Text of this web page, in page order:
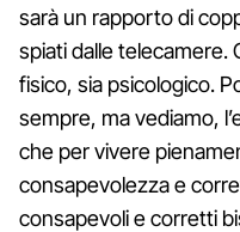
sarà un rapporto di
spiati dalle telecamere.
fisico, sia psicologico.
sempre, ma vediamo,
che per vivere
consapevolezza e
consapevoli e corretti